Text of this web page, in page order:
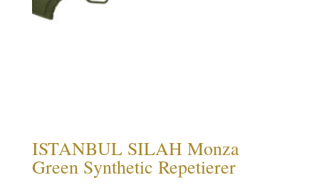
ISTANBUL SILAH Monza
Green Synthetic Repetierer